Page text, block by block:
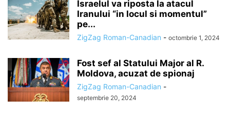
Israelul va riposta la atacul
Iranului “in locul si momentul”
pe...
ZigZag Roman-Canadian - octombrie 1, 2024
Fost sef al Statului Major al R.
Moldova, acuzat de spionaj
ZigZag Roman-Canadian -
septembrie 20, 2024